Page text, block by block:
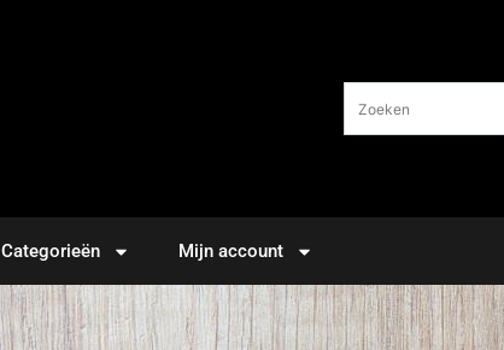
Categorieën Mijn account